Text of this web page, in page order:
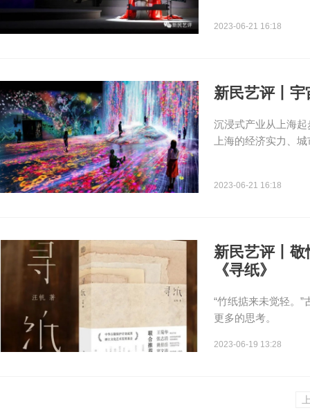
2023-06-21 16:18
新民艺评丨
沉浸式产业从上海
上海的经济实力、
2023-06-21 16:18
新民艺评丨
《寻纸》
“竹纸掂来未觉轻。
更多的思考。
2023-06-19 13:28